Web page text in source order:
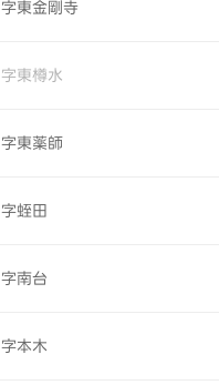
字東金剛寺
字東樽水
字東薬師
字蛭田
字南台
字本木